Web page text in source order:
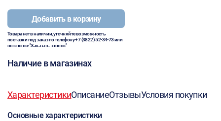
Добавить в корзину
Товара нет в наличии, уточняйте возможность
поставки под заказ по телефону+7 (3822) 52-34-73или
по кнопке "Заказать звонок"
Наличие в магазинах
ХарактеристикиОписаниеОтзывыУсловия покупки
Основные характеристики